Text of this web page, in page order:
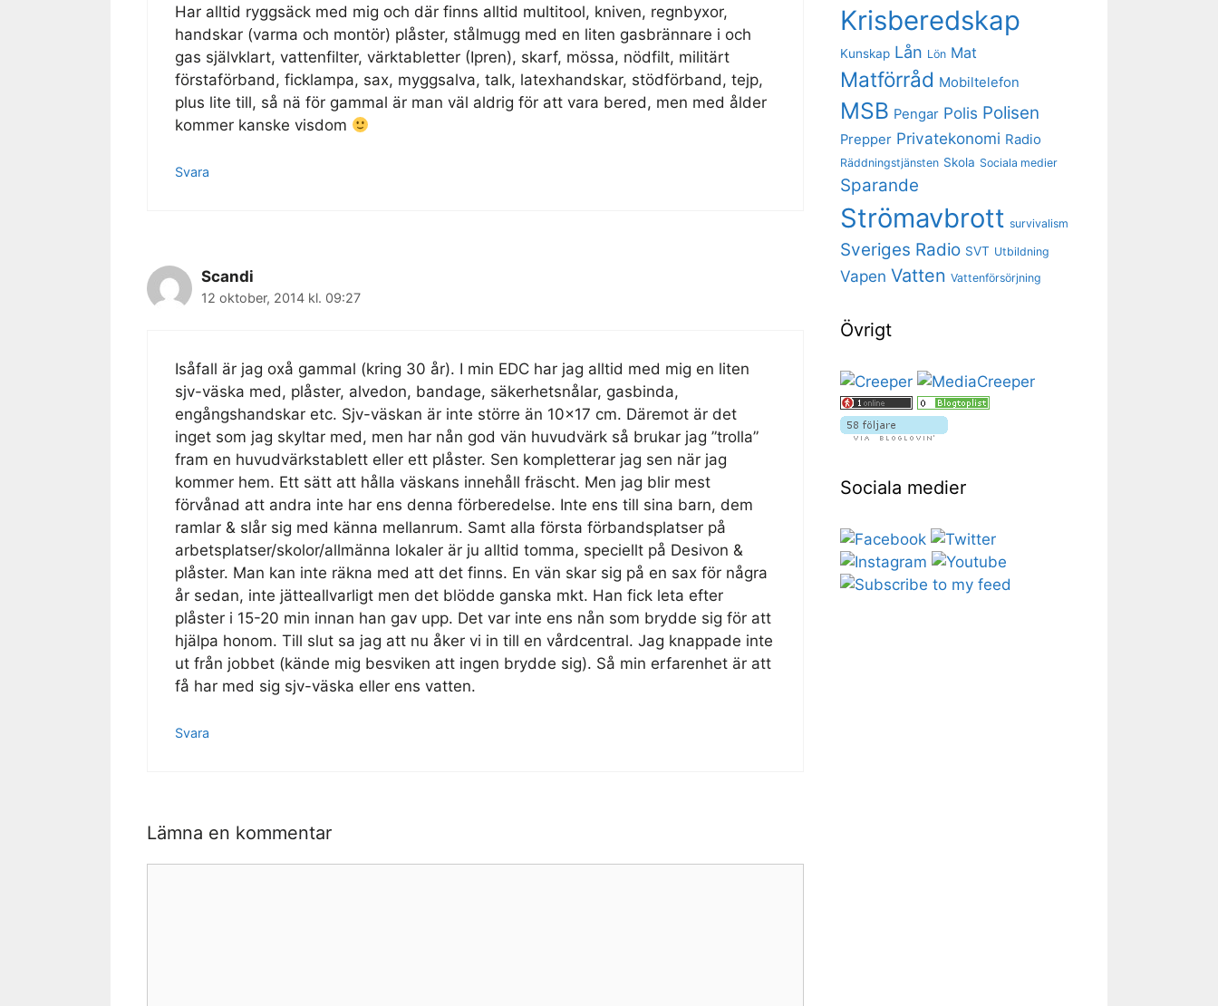
Har alltid ryggsäck med mig och där finns alltid multitool, kniven, regnbyxor,
handskar (varma och montör) plåster, stålmugg med en liten gasbrännare i och
gas självklart, vattenfilter, värktabletter (Ipren), skarf, mössa, nödfilt, militärt
förstaförband, ficklampa, sax, myggsalva, talk, latexhandskar, stödförband, tejp,
plus lite till, så nä för gammal är man väl aldrig för att vara bered, men med ålder
kommer kanske visdom
Svara
Scandi
12 oktober, 2014 kl. 09:27
Isåfall är jag oxå gammal (kring 30 år). I min EDC har jag alltid med mig en liten
sjv-väska med, plåster, alvedon, bandage, säkerhetsnålar, gasbinda,
engångshandskar etc. Sjv-väskan är inte större än 10×17 cm. Däremot är det
inget som jag skyltar med, men har nån god vän huvudvärk så brukar jag ”trolla”
fram en huvudvärkstablett eller ett plåster. Sen kompletterar jag sen när jag
kommer hem. Ett sätt att hålla väskans innehåll fräscht. Men jag blir mest
förvånad att andra inte har ens denna förberedelse. Inte ens till sina barn, dem
ramlar & slår sig med känna mellanrum. Samt alla första förbandsplatser på
arbetsplatser/skolor/allmänna lokaler är ju alltid tomma, speciellt på Desivon &
plåster. Man kan inte räkna med att det finns. En vän skar sig på en sax för några
år sedan, inte jätteallvarligt men det blödde ganska mkt. Han fick leta efter
plåster i 15-20 min innan han gav upp. Det var inte ens nån som brydde sig för att
hjälpa honom. Till slut sa jag att nu åker vi in till en vårdcentral. Jag knappade inte
ut från jobbet (kände mig besviken att ingen brydde sig). Så min erfarenhet är att
få har med sig sjv-väska eller ens vatten.
Svara
Lämna en kommentar
Krisberedskap
Kunskap Lån Lön Mat
Matförråd Mobiltelefon
MSB Pengar Polis Polisen
Prepper Privatekonomi Radio
Räddningstjänsten Skola Sociala medier
Sparande
Strömavbrott survivalism
Sveriges Radio SVT Utbildning
Vapen Vatten Vattenförsörjning
Övrigt
Sociala medier